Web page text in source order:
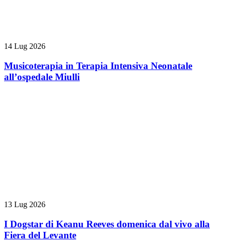
14 Lug 2026
Musicoterapia in Terapia Intensiva Neonatale
all’ospedale Miulli
13 Lug 2026
I Dogstar di Keanu Reeves domenica dal vivo alla
Fiera del Levante